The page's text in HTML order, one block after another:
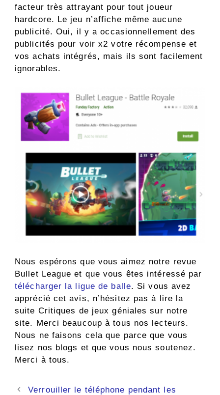
facteur très attrayant pour tout joueur
hardcore. Le jeu n’affiche même aucune
publicité. Oui, il y a occasionnellement des
publicités pour voir x2 votre récompense et
vos achats intégrés, mais ils sont facilement
ignorables.
Nous espérons que vous aimez notre revue
Bullet League et que vous êtes intéressé par
télécharger la ligue de balle. Si vous avez
apprécié cet avis, n’hésitez pas à lire la
suite Critiques de jeux géniales sur notre
site. Merci beaucoup à tous nos lecteurs.
Nous ne faisons cela que parce que vous
lisez nos blogs et que vous nous soutenez.
Merci à tous.
Navigation
Verrouiller le téléphone pendant les